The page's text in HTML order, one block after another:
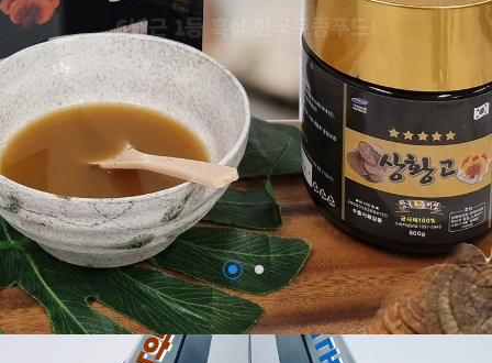
풍부한 사포닌으로 면역력 강화!
한국토종푸드의 건강한 맛과 영양을 드립니다.
상담문의 :1551-5943